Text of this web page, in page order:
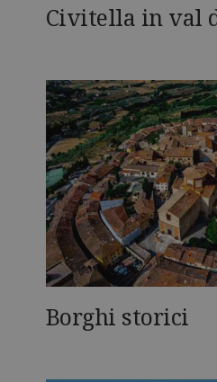
Civitella in val
Borghi storici